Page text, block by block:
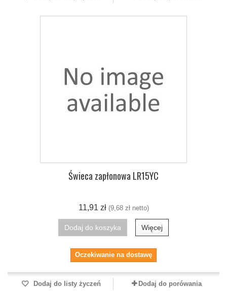
Świeca zapłonowa LR15YC
11,91 zł(9,68 zł netto)
Dodaj do koszyka Więcej
Oczekiwanie na dostawę
Dodaj do listy życzeń Dodaj do porówania